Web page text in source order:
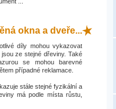
okna a dveře...
díly mohou vykazovat
ze stejné dřeviny. Také
se mohou barevné
případné reklamace.
stále stejné fyzikální a
má podle místa růstu,